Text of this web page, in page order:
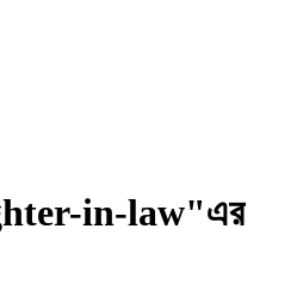
in-law"এর